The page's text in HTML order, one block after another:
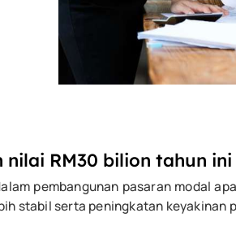
RM30 bilion tahun ini
pembangunan pasaran modal
stabil serta peningkatan keyakinan